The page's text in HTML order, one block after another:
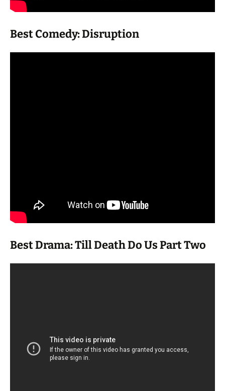
Best Comedy: Disruption
Best Drama: Till Death Do Us Part Two